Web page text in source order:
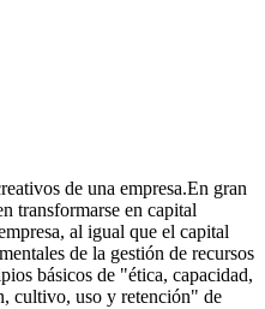
de una empresa.En gran
transformarse en capital
al igual que el capital
de la gestión de recursos
básicos de "ética, capacidad,
cultivo, uso y retención" de